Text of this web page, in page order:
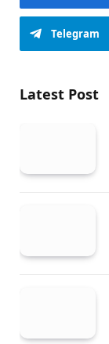
Telegram
Latest Post